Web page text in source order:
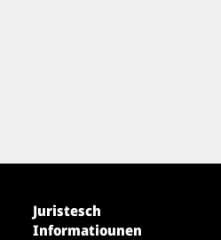
Juristesch
Informatiounen